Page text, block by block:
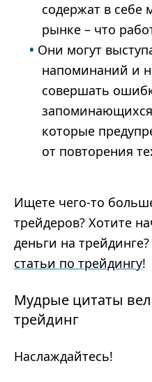
содержат в
рынке – что
Они могут
напоминаний и
совершать
которые
от повторения
Ищете чего-то
трейдеров? Хотите
деньги на
статьи по трейдингу!
Мудрые цитаты
трейдинг
Наслаждайтесь!